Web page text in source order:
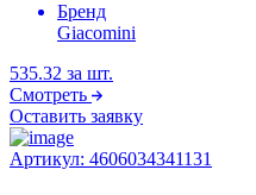
Бренд
Giacomini
535.32 за шт.
Смотреть
Оставить заявку
Артикул: 4606034341131